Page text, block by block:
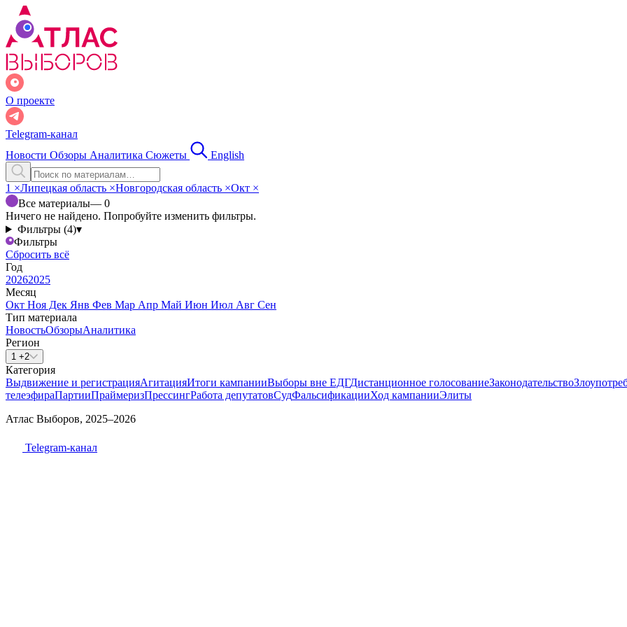
О проекте
Telegram-канал
Новости Обзоры Аналитика Сюжеты English
1 ×Липецкая область ×Новгородская область ×Окт ×
Все материалы— 0
Ничего не найдено. Попробуйте изменить фильтры.
Фильтры (4)▾
Фильтры
Сбросить всё
Год
20262025
Месяц
Окт Ноя Дек Янв Фев Мар Апр Май Июн Июл Авг Сен
Тип материала
НовостьОбзорыАналитика
Регион
1 +2
Категория
Выдвижение и регистрацияАгитацияИтоги кампанииВыборы вне ЕДГДистанционное голосованиеЗаконодательство
телеэфираПартииПраймеризПрессингРабота депутатовСудФальсификацииХод кампанииЭлиты
Атлас Выборов, 2025–2026
Telegram-канал